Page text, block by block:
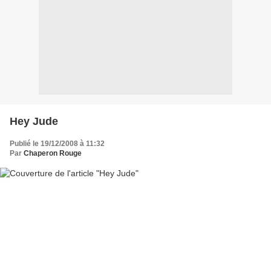
Hey Jude
Publié le 19/12/2008 à 11:32
Par Chaperon Rouge